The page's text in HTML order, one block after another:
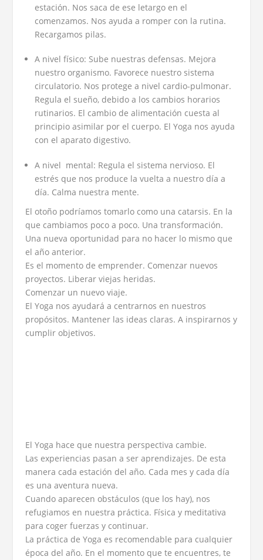
estación. Nos saca de ese letargo en el
comenzamos. Nos ayuda a romper con la rutina.
Recargamos pilas.
A nivel físico: Sube nuestras defensas. Mejora
nuestro organismo. Favorece nuestro sistema
circulatorio. Nos protege a nivel cardio-pulmonar.
Regula el sueño, debido a los cambios horarios
rutinarios. El cambio de alimentación cuesta al
principio asimilar por el cuerpo. El Yoga nos ayuda
con el aparato digestivo.
A nivel mental: Regula el sistema nervioso. El
estrés que nos produce la vuelta a nuestro día a
día. Calma nuestra mente.
El otoño podríamos tomarlo como una catarsis. En la
que cambiamos poco a poco. Una transformación.
Una nueva oportunidad para no hacer lo mismo que
el año anterior.
Es el momento de emprender. Comenzar nuevos
proyectos. Liberar viejas heridas.
Comenzar un nuevo viaje.
El Yoga nos ayudará a centrarnos en nuestros
propósitos. Mantener las ideas claras. A inspirarnos y
cumplir objetivos.
El Yoga hace que nuestra perspectiva cambie.
Las experiencias pasan a ser aprendizajes. De esta
manera cada estación del año. Cada mes y cada día
es una aventura nueva.
Cuando aparecen obstáculos (que los hay), nos
refugiamos en nuestra práctica. Física y meditativa
para coger fuerzas y continuar.
La práctica de Yoga es recomendable para cualquier
época del año. En el momento que te encuentres, te